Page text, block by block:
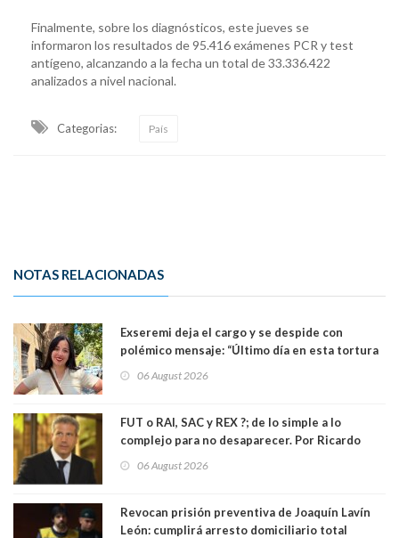
Finalmente, sobre los diagnósticos, este jueves se
informaron los resultados de 95.416 exámenes PCR y test
antígeno, alcanzando a la fecha un total de 33.336.422
analizados a nivel nacional.
Categorias: País
NOTAS RELACIONADAS
Exseremi deja el cargo y se despide con
polémico mensaje: “Último día en esta tortura
06 August 2026
FUT o RAI, SAC y REX ?; de lo simple a lo
complejo para no desaparecer. Por Ricardo
06 August 2026
Revocan prisión preventiva de Joaquín Lavín
León: cumplirá arresto domiciliario total